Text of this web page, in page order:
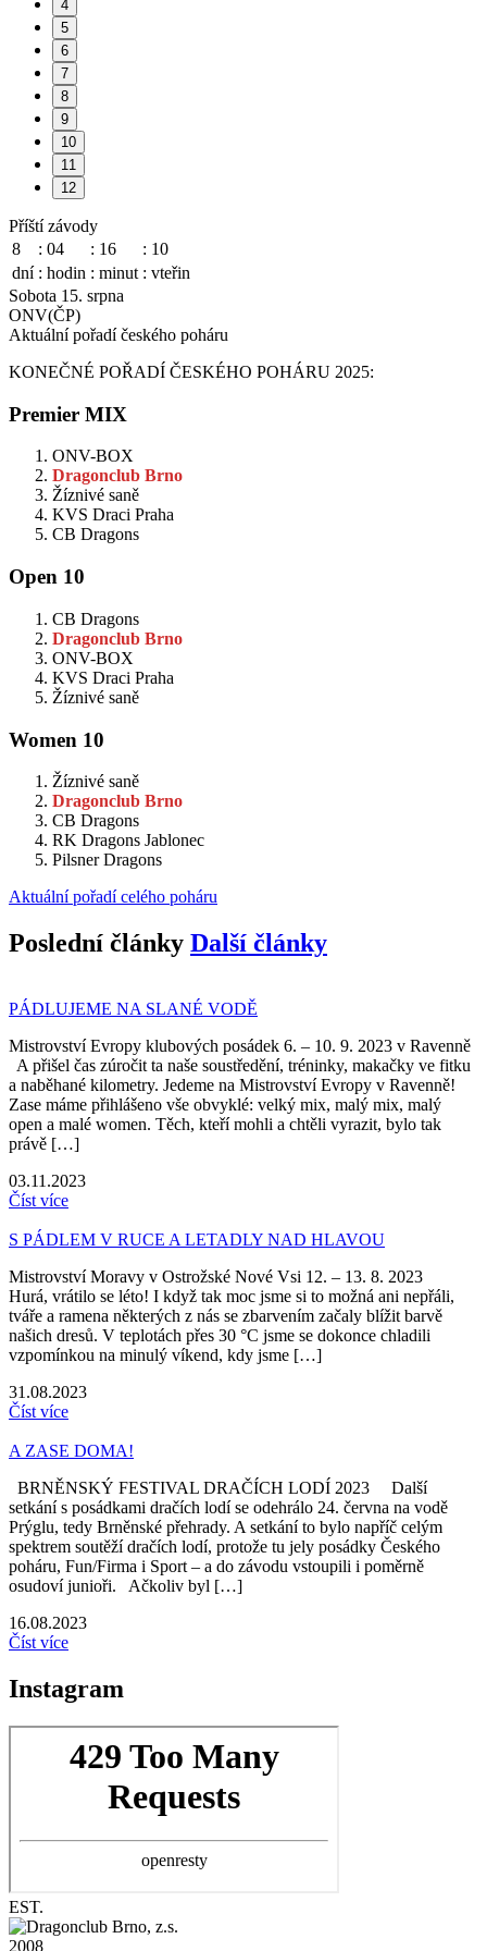
4
5
6
7
8
9
10
11
12
Příští závody
8
: 04 : 16 : 09
dní : hodin : minut : vteřin
Sobota 15. srpna
ONV(ČP)
Aktuální pořadí českého poháru
KONEČNÉ POŘADÍ ČESKÉHO POHÁRU 2025:
Premier MIX
ONV-BOX
Dragonclub Brno
Žíznivé saně
KVS Draci Praha
CB Dragons
Open 10
CB Dragons
Dragonclub Brno
ONV-BOX
KVS Draci Praha
Žíznivé saně
Women 10
Žíznivé saně
Dragonclub Brno
CB Dragons
RK Dragons Jablonec
Pilsner Dragons
Aktuální pořadí celého poháru
Poslední články Další články
PÁDLUJEME NA SLANÉ VODĚ
Mistrovství Evropy klubových posádek 6. – 10. 9. 2023 v Ravenně
A přišel čas zúročit ta naše soustředění, tréninky, makačky ve fitku
a naběhané kilometry. Jedeme na Mistrovství Evropy v Ravenně!
Zase máme přihlášeno vše obvyklé: velký mix, malý mix, malý
open a malé women. Těch, kteří mohli a chtěli vyrazit, bylo tak
právě […]
03.11.2023
Číst více
S PÁDLEM V RUCE A LETADLY NAD HLAVOU
Mistrovství Moravy v Ostrožské Nové Vsi 12. – 13. 8. 2023
Hurá, vrátilo se léto! I když tak moc jsme si to možná ani nepřáli,
tváře a ramena některých z nás se zbarvením začaly blížit barvě
našich dresů. V teplotách přes 30 °C jsme se dokonce chladili
vzpomínkou na minulý víkend, kdy jsme […]
31.08.2023
Číst více
A ZASE DOMA!
BRNĚNSKÝ FESTIVAL DRAČÍCH LODÍ 2023 Další
setkání s posádkami dračích lodí se odehrálo 24. června na vodě
Prýglu, tedy Brněnské přehrady. A setkání to bylo napříč celým
spektrem soutěží dračích lodí, protože tu jely posádky Českého
poháru, Fun/Firma i Sport – a do závodu vstoupili i poměrně
osudoví junioři. Ačkoliv byl […]
16.08.2023
Číst více
Instagram
EST.
2008